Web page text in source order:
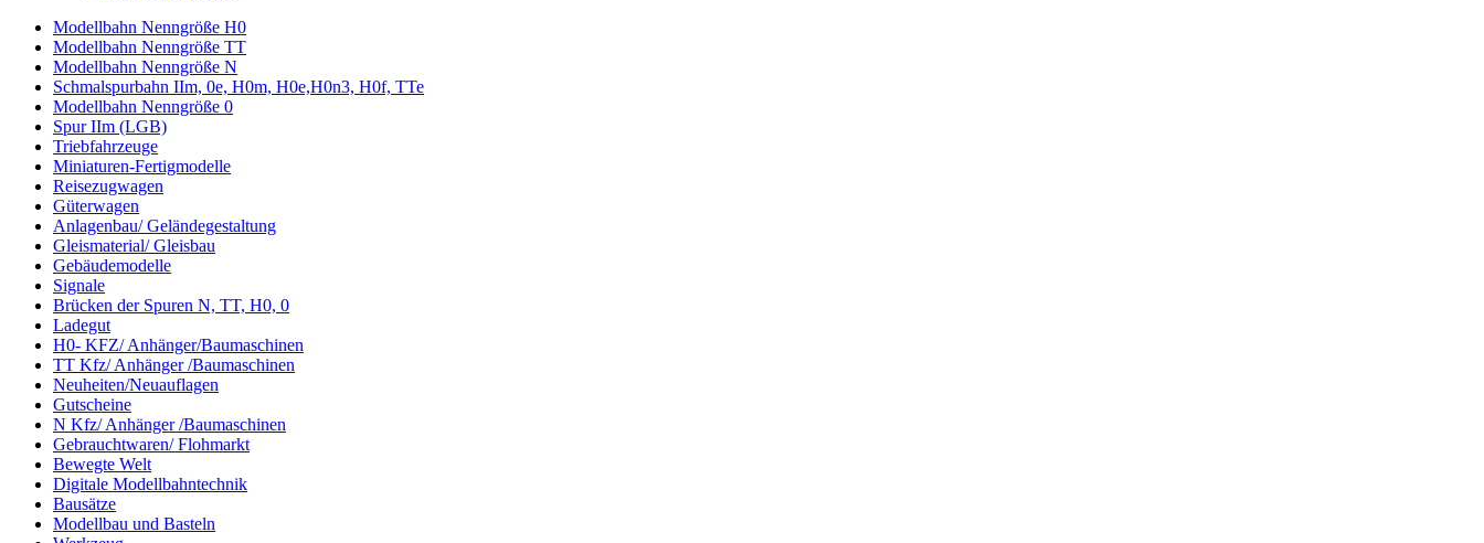
Modellbahn Nenngröße H0
Modellbahn Nenngröße TT
Modellbahn Nenngröße N
Schmalspurbahn IIm, 0e, H0m, H0e,H0n3, H0f, TTe
Modellbahn Nenngröße 0
Spur IIm (LGB)
Triebfahrzeuge
Miniaturen-Fertigmodelle
Reisezugwagen
Güterwagen
Anlagenbau/ Geländegestaltung
Gleismaterial/ Gleisbau
Gebäudemodelle
Signale
Brücken der Spuren N, TT, H0, 0
Ladegut
H0- KFZ/ Anhänger/Baumaschinen
TT Kfz/ Anhänger /Baumaschinen
Neuheiten/Neuauflagen
Gutscheine
N Kfz/ Anhänger /Baumaschinen
Gebrauchtwaren/ Flohmarkt
Bewegte Welt
Digitale Modellbahntechnik
Bausätze
Modellbau und Basteln